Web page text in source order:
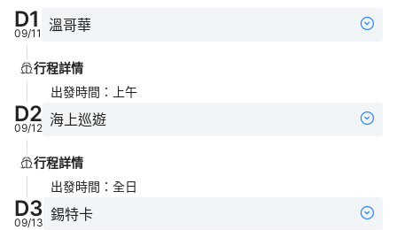
D1
09/11 溫哥華
行程詳情
出發時間 ： 上午
D2
09/12 海上巡遊
行程詳情
出發時間 ： 全日
D3
09/13 錫特卡